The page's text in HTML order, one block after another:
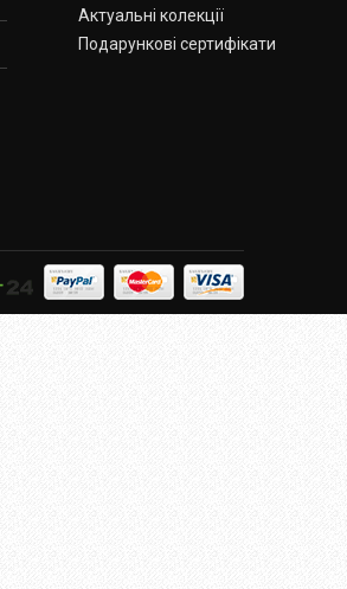
Актуальні колекції
Подарункові сертифікати